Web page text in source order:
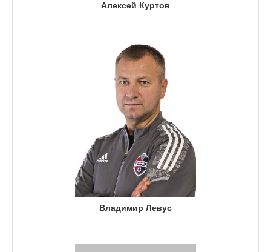
Алексей Куртов
Владимир Левус